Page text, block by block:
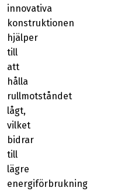
innovativa
konstruktionen
hjälper
till
att
hålla
rullmotståndet
lågt,
vilket
bidrar
till
lägre
energiförbrukning